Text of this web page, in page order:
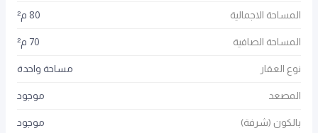
المساحة الاجمالية 80 م²
المساحة الصافية 70 م²
نوع العقار مساحة واحدة
المصعد موجود
بالكون (شرفة) موجود